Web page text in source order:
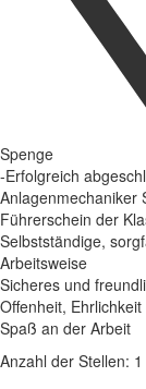
Spenge
-Erfolgreich
Anlagenmechaniker
Führerschein der
Selbstständige,
Arbeitsweise
Sicheres und
Offenheit,
Spaß an der Arbeit
Anzahl der Stellen: 1